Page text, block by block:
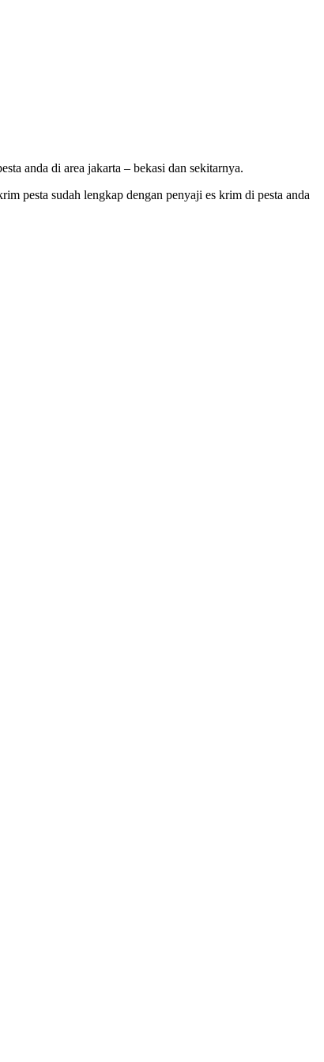
anda di area jakarta – bekasi dan sekitarnya.
pesta sudah lengkap dengan penyaji es krim di pesta anda